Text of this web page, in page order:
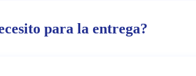
para la entrega?